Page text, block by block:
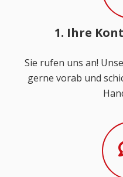
1. Ihre
Sie rufen uns an!
gerne vorab und